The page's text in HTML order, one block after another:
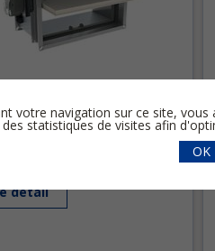
optimale et perte de charge
detail
votre navigation sur ce site,
statistiques de visites afin
OK